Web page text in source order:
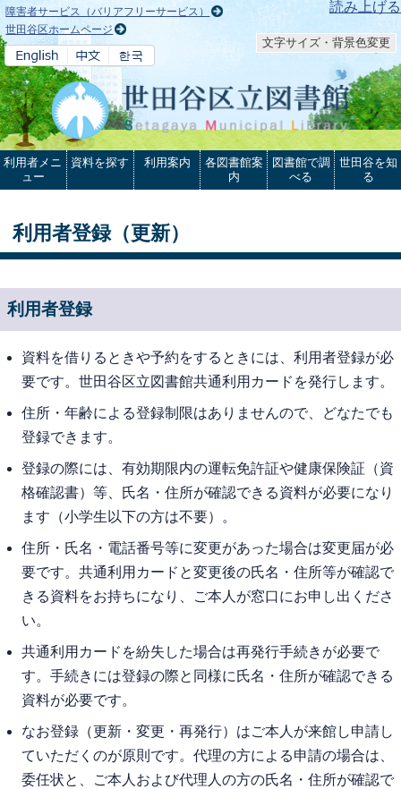
本文へ 読み上げる
障害者サービス（バリアフリーサービス）
世田谷区ホームページ
文字サイズ・背景色変更
利用者メニ
ュー
資料を探す 利用案内
各図書館案
内
図書館で調
べる
世田谷を知
る
利用者登録（更新）
利用者登録
資料を借りるときや予約をするときには、利用者登録が必
要です。世田谷区立図書館共通利用カードを発行します。
住所・年齢による登録制限はありませんので、どなたでも
登録できます。
登録の際には、有効期限内の運転免許証や健康保険証（資
格確認書）等、氏名・住所が確認できる資料が必要になり
ます（小学生以下の方は不要）。
住所・氏名・電話番号等に変更があった場合は変更届が必
要です。共通利用カードと変更後の氏名・住所等が確認で
きる資料をお持ちになり、ご本人が窓口にお申し出くださ
い。
共通利用カードを紛失した場合は再発行手続きが必要で
す。手続きには登録の際と同様に氏名・住所が確認できる
資料が必要です。
なお登録（更新・変更・再発行）はご本人が来館し申請し
ていただくのが原則です。代理の方による申請の場合は、
委任状と、ご本人および代理人の方の氏名・住所が確認で